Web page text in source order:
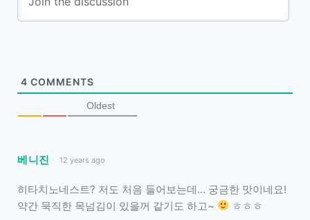
4 COMMENTS
Oldest
베니진 12 years ago
히타치노네스트? 저도 처음 들어보는데… 궁금한 맛이네요!
약간 묵직한 목넘김이 있을꺼 같기도 하고~
ㅎㅎㅎ